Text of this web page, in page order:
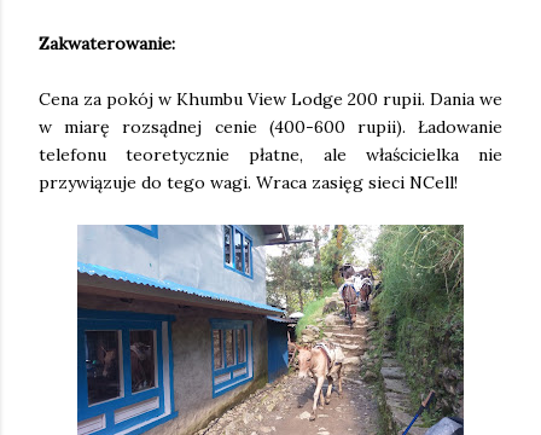
Zakwaterowanie:
Cena za pokój w Khumbu View Lodge 200 rupii. Dania we
w miarę rozsądnej cenie (400-600 rupii). Ładowanie
telefonu teoretycznie płatne, ale właścicielka nie
przywiązuje do tego wagi. Wraca zasięg sieci NCell!